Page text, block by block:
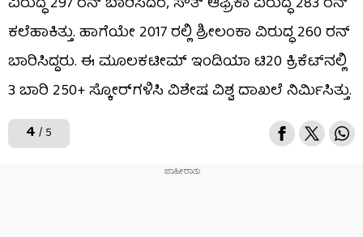
ಕಲೆಹಾಕಿತ್ತು. ಹಾಗೆಯೇ 2017 ರಲ್ಲಿ ಶ್ರೀಲಂಕಾ ವಿರುದ್ಧ 260 ರನ್
ಬಾರಿಸಿದ್ದರು. ಈ ಮೂಲಕಟೀಮ್ ಇಂಡಿಯಾ ಟಿ20 ಕ್ರಿಕೆಟ್​ನಲ್ಲಿ
3 ಬಾರಿ 250+ ಸ್ಕೋರ್​ಗಳಿಸಿ ವಿಶೇಷ ವಿಶ್ವ ದಾಖಲೆ ನಿರ್ಮಿಸಿತ್ತು.
4 / 5